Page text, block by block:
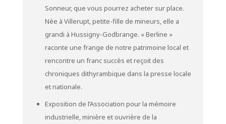
Sonneur, que vous pourrez acheter sur place.
Née à Villerupt, petite-fille de mineurs, elle a
grandi à Hussigny-Godbrange. « Berline »
raconte une frange de notre patrimoine local et
rencontre un franc succès et reçoit des
chroniques dithyrambique dans la presse locale
et nationale.
Exposition de l’Association pour la mémoire
industrielle, minière et ouvrière de la